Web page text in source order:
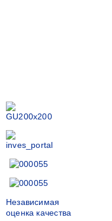
Независимая
оценка качества